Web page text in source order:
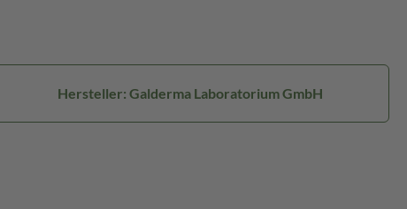
Hersteller: Galderma Laboratorium GmbH